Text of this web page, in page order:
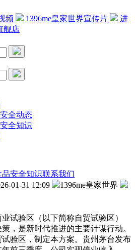
频 1396me皇家世界宣传片
进
舰店
全动态
全知识
品安全知识联系我们
01-31 12:09
1396me皇家世界
验区（以下简称自贸试验区）
，是新时代推进的主要计谋行动。
验区，制定本方案。贵州茅台发布